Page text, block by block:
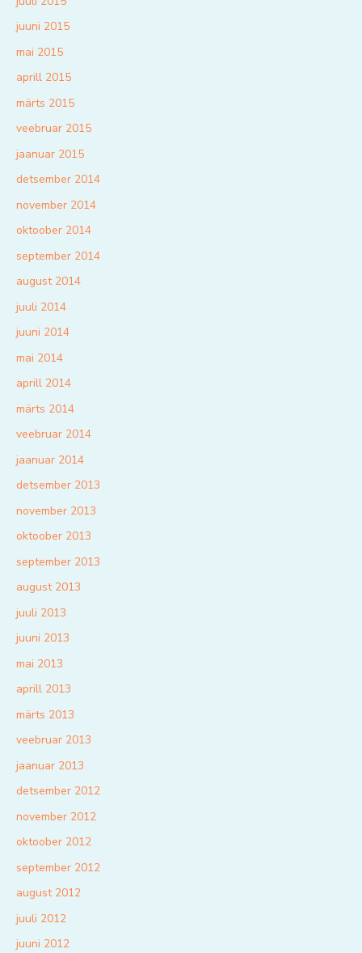
juuni 2015
mai 2015
aprill 2015
märts 2015
veebruar 2015
jaanuar 2015
detsember 2014
november 2014
oktoober 2014
september 2014
august 2014
juuli 2014
juuni 2014
mai 2014
aprill 2014
märts 2014
veebruar 2014
jaanuar 2014
detsember 2013
november 2013
oktoober 2013
september 2013
august 2013
juuli 2013
juuni 2013
mai 2013
aprill 2013
märts 2013
veebruar 2013
jaanuar 2013
detsember 2012
november 2012
oktoober 2012
september 2012
august 2012
juuli 2012
juuni 2012